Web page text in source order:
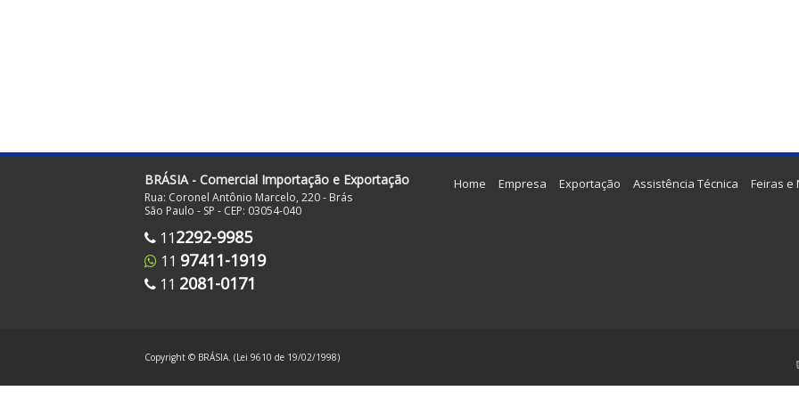
BRÁSIA - Comercial Importação e Exportação
Rua: Coronel Antônio Marcelo, 220 - Brás
São Paulo - SP - CEP: 03054-040
112292-9985
11 97411-1919
11 2081-0171
Home Empresa Exportação Assistência Técnica Feiras e
Copyright © BRÁSIA. (Lei 9610 de 19/02/1998)